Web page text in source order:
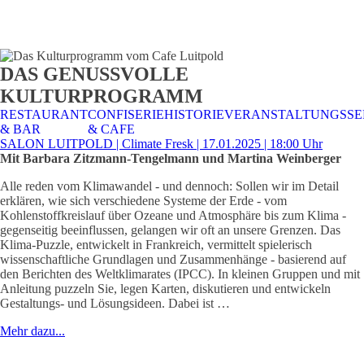
CAFE &
RESTAURANT
TISCHRESERVIERUNG
& KARTE
TISCHRESERVIERUNG
& SPEISEKARTE
DAS GENUSSVOLLE
KULTURPROGRAMM
RESTAURANT
& BAR
CONFISERIE
& CAFE
HISTORIE
SALON LUITPOLD | Climate Fresk | 17.01.2025 | 18:00 Uhr
Mit Barbara Zitzmann-Tengelmann und Martina Weinberger
Alle reden vom Klimawandel - und dennoch: Sollen wir im Detail
erklären, wie sich verschiedene Systeme der Erde - vom
Kohlenstoffkreislauf über Ozeane und Atmosphäre bis zum Klima -
gegenseitig beeinflussen, gelangen wir oft an unsere Grenzen. Das
Klima-Puzzle, entwickelt in Frankreich, vermittelt spielerisch
wissenschaftliche Grundlagen und Zusammenhänge - basierend auf
den Berichten des Weltklimarates (IPCC). In kleinen Gruppen und mit
Anleitung puzzeln Sie, legen Karten, diskutieren und entwickeln
Gestaltungs- und Lösungsideen. Dabei ist …
Mehr dazu...